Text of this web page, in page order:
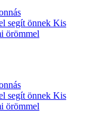
segít önnek Kis
örömmel
segít önnek Kis
örömmel